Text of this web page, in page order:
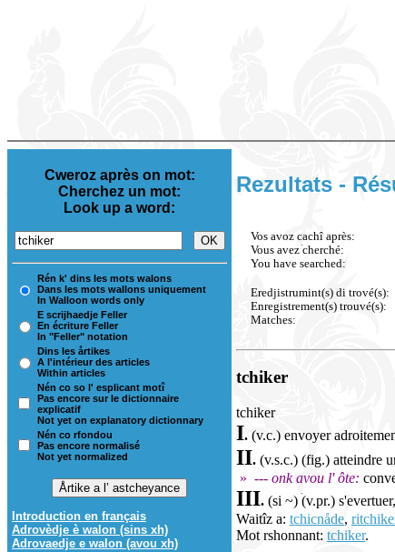
Cweroz après on mot:
Cherchez un mot:
Look up a word:
Rén k' dins les mots walons
Dans les mots wallons uniquement
In Walloon words only
E scrijhaedje Feller
En écriture Feller
In "Feller" notation
Dins les årtikes
A l'intérieur des articles
Within articles
Nén co so l' esplicant motî
Pas encore sur le dictionnaire
explicatif
Not yet on explanatory dictionnary
Nén co rfondou
Pas encore normalisé
Not yet normalized
Introduction en français
Adrovèdje è walon (sins xh)
Adrovaedje e walon (avou xh)
Rezultats -
Vos avoz cachî après:
Vous avez cherché:
You have searched:
Eredjistrumint(s) di trové(s):
Enregistrement(s) trouvé(s):
Matches:
tchiker
tchiker
I. (v.c.) envoyer
II. (v.s.c.) (fig.) atteindre
» --- onk avou l' ôte:
III. (si ~) (v.pr.)
Waitîz a: tchicnåde,
Mot rshonnant: tchiker.